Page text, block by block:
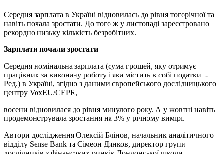
Середня зарплата в Україні відновилась до рівня тогорічної та
навіть почала зростати. До того ж у листопаді зареєстровано
рекордно низьку кількість безробітних.
Зарплати почали зростати
Середня номінальна зарплата (сума грошей, яку отримує
працівник за виконану роботу і яка містить в собі податки. -
Ред.) в Україні, згідно з даними європейського дослідницького
центру VoxEU/CEPR,
восени відновилася до рівня минулого року. А у жовтні навіть
продемонструвала зростання на 3% у річному вимірі.
Автори дослідження Олексій Блінов, начальник аналітичного
відділу Sense Bank та Сімеон Дянков, директор групи